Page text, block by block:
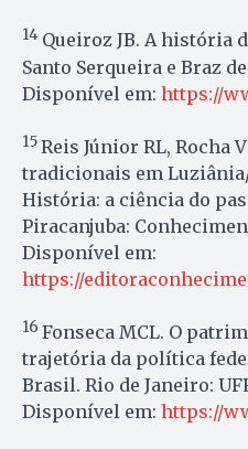
14 Queiroz JB. A história
Santo Serqueira e Braz
Disponível em: https://
15Reis Júnior RL, Rocha
tradicionais em Luziânia/
História: a ciência do
Piracanjuba:
Disponível em:
https://
16 Fonseca MCL. O
trajetória da política
Brasil. Rio de Janeiro:
Disponível em: https://